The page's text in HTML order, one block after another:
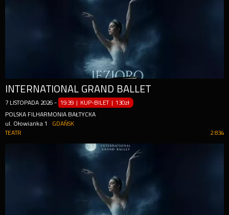
INTERNATIONAL GRAND BALLET
7 LISTOPADA 2026 - 19:39 | KUP-BILET |130zł
POLSKA FILHARMONIA BAŁTYCKA
ul. Ołowianka 1
GDAŃSK
2 834
TEATR